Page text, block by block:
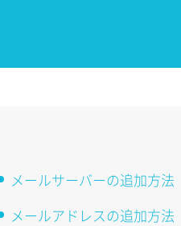
メールサーバーの追加方法
メールアドレスの追加方法